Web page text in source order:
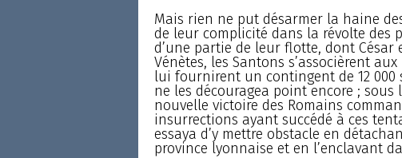
Mais rien ne put désarmer la haine
de leur complicité dans la révolte des
d’une partie de leur flotte, dont César
Vénètes, les Santons s’associèrent
lui fournirent un contingent de 12 000
ne les découragea point encore ; sous
nouvelle victoire des Romains
insurrections ayant succédé à ces
essaya d’y mettre obstacle en
province lyonnaise et en l’enclavant